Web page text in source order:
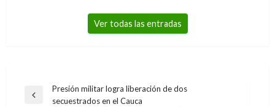
Ver todas las entradas
Navegación
Entrada
Presión militar logra liberación de dos
secuestrados en el Cauca